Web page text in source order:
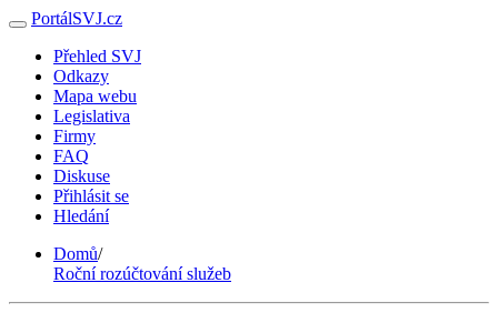
PortálSVJ.cz
Přehled SVJ
Odkazy
Mapa webu
Legislativa
Firmy
FAQ
Diskuse
Přihlásit se
Hledání
Domů/
Roční rozúčtování služeb